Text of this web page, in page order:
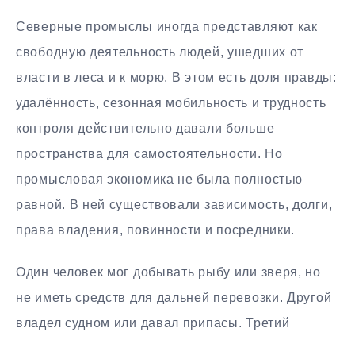
Северные промыслы иногда представляют как
свободную деятельность людей, ушедших от
власти в леса и к морю. В этом есть доля правды:
удалённость, сезонная мобильность и трудность
контроля действительно давали больше
пространства для самостоятельности. Но
промысловая экономика не была полностью
равной. В ней существовали зависимость, долги,
права владения, повинности и посредники.
Один человек мог добывать рыбу или зверя, но
не иметь средств для дальней перевозки. Другой
владел судном или давал припасы. Третий